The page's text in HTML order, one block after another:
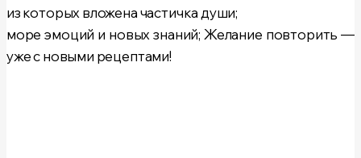
из которых вложена частичка души;
море эмоций и новых знаний; Желание повторить —
уже с новыми рецептами!